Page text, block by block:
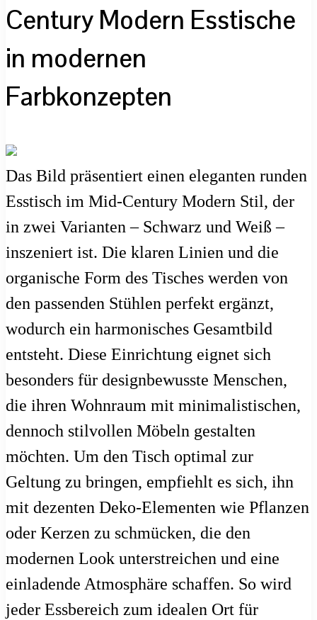
Century Modern Esstische
in modernen
Farbkonzepten
Das Bild präsentiert einen eleganten runden
Esstisch im Mid-Century Modern Stil, der
in zwei Varianten – Schwarz und Weiß –
inszeniert ist. Die klaren Linien und die
organische Form des Tisches werden von
den passenden Stühlen perfekt ergänzt,
wodurch ein harmonisches Gesamtbild
entsteht. Diese Einrichtung eignet sich
besonders für designbewusste Menschen,
die ihren Wohnraum mit minimalistischen,
dennoch stilvollen Möbeln gestalten
möchten. Um den Tisch optimal zur
Geltung zu bringen, empfiehlt es sich, ihn
mit dezenten Deko-Elementen wie Pflanzen
oder Kerzen zu schmücken, die den
modernen Look unterstreichen und eine
einladende Atmosphäre schaffen. So wird
jeder Essbereich zum idealen Ort für